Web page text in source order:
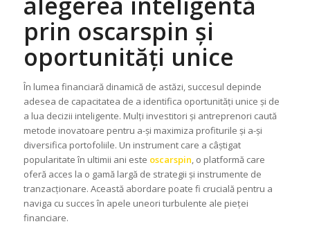
prin oscarspin și
oportunități unice
În lumea financiară dinamică de astăzi, succesul depinde
adesea de capacitatea de a identifica oportunități unice și de
a lua decizii inteligente. Mulți investitori și antreprenori caută
metode inovatoare pentru a-și maximiza profiturile și a-și
diversifica portofoliile. Un instrument care a câștigat
popularitate în ultimii ani este oscarspin, o platformă care
oferă acces la o gamă largă de strategii și instrumente de
tranzacționare. Această abordare poate fi crucială pentru a
naviga cu succes în apele uneori turbulente ale pieței
financiare.